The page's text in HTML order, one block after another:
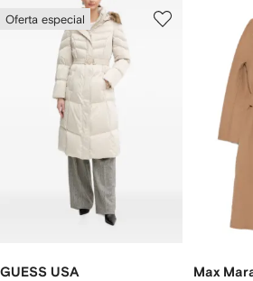
Oferta especial
GUESS USA Max